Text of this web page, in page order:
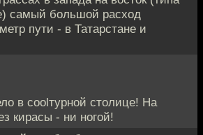
самый большой расход
пути - в Татарстане и
в coolтурной столице! На
кирасы - ни ногой!